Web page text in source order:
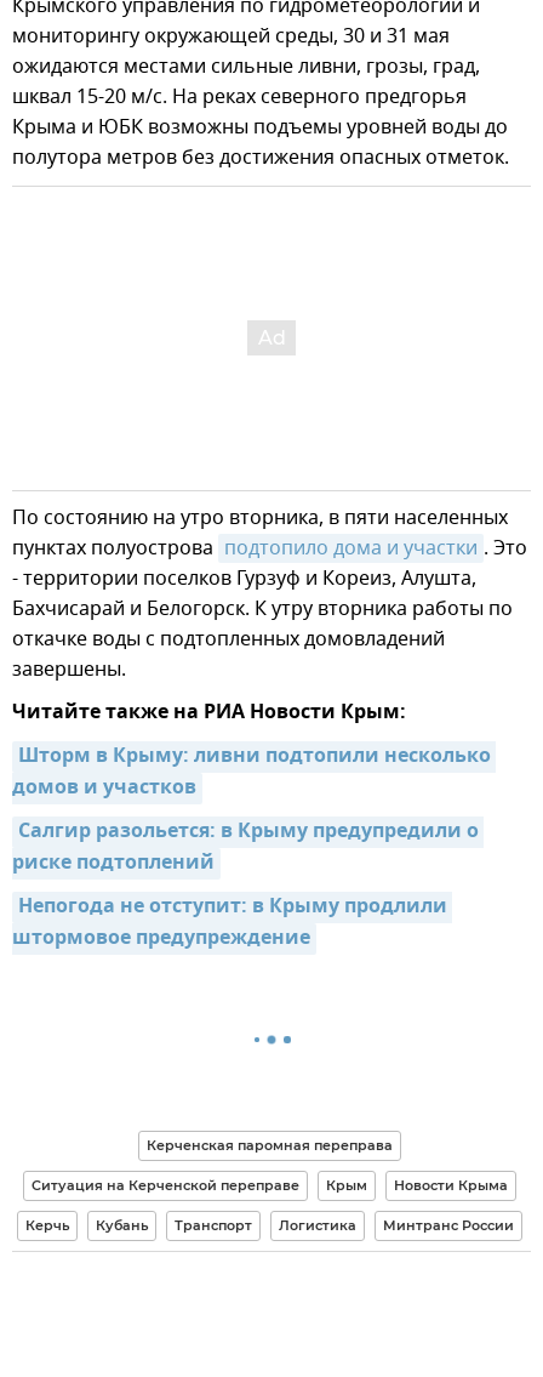
мониторингу окружающей среды, 30 и 31 мая
ожидаются местами сильные ливни, грозы, град,
шквал 15-20 м/с. На реках северного предгорья
Крыма и ЮБК возможны подъемы уровней воды до
полутора метров без достижения опасных отметок.
По состоянию на утро вторника, в пяти населенных
пунктах полуострова подтопило дома и участки . Это
- территории поселков Гурзуф и Кореиз, Алушта,
Бахчисарай и Белогорск. К утру вторника работы по
откачке воды с подтопленных домовладений
завершены.
Читайте также на РИА Новости Крым:
Шторм в Крыму: ливни подтопили несколько
домов и участков
Салгир разольется: в Крыму предупредили о
риске подтоплений
Непогода не отступит: в Крыму продлили
штормовое предупреждение
Керченская паромная переправа
Ситуация на Керченской переправе Крым Новости Крыма
Керчь Кубань Транспорт Логистика Минтранс России